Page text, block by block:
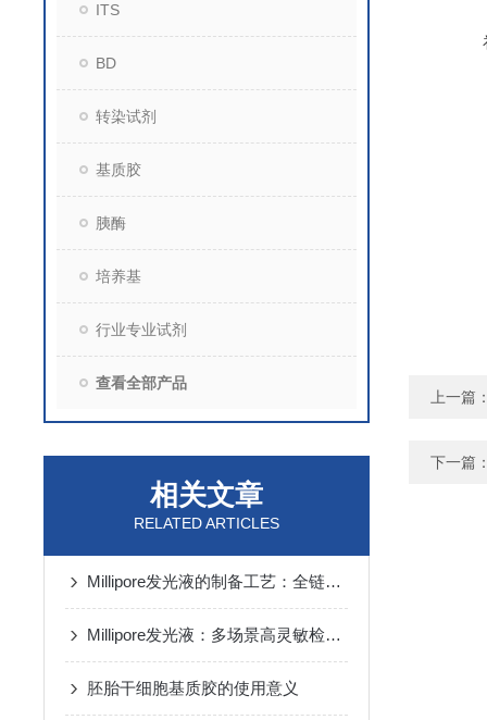
ITS
BD
转染试剂
基质胶
胰酶
培养基
行业专业试剂
查看全部产品
相关文章
RELATED ARTICLES
Millipore发光液的制备工艺：全链路质控保障检测性能稳定
Millipore发光液：多场景高灵敏检测的核心试剂支撑
胚胎干细胞基质胶的使用意义
上一篇
下一篇